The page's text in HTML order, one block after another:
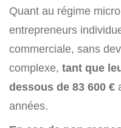
Quant au régime
entrepreneurs
commerciale, sans
complexe, tant que
dessous de 83 600 €
années.